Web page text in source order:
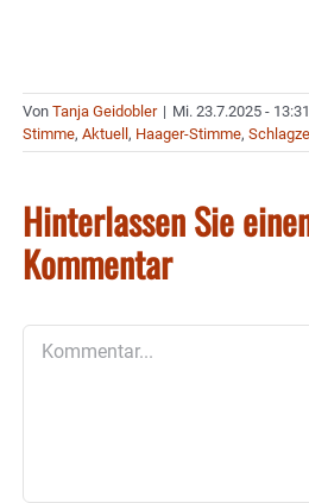
Von Tanja Geidobler | Mi. 23.7.2025 - 13:31
Stimme, Aktuell , Haager-Stimme,
Hinterlassen Sie
Kommentar